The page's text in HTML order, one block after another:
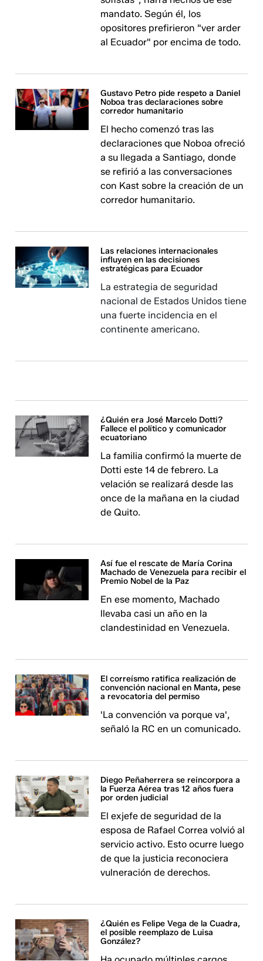
mandato. Según él, los
opositores prefirieron "ver arder
al Ecuador" por encima de todo.
Gustavo Petro pide respeto a Daniel
Noboa tras declaraciones sobre
corredor humanitario
El hecho comenzó tras las
declaraciones que Noboa ofreció
a su llegada a Santiago, donde
se refirió a las conversaciones
con Kast sobre la creación de un
corredor humanitario.
Las relaciones internacionales
influyen en las decisiones
estratégicas para Ecuador
La estrategia de seguridad
nacional de Estados Unidos tiene
una fuerte incidencia en el
continente americano.
¿Quién era José Marcelo Dotti?
Fallece el político y comunicador
ecuatoriano
La familia confirmó la muerte de
Dotti este 14 de febrero. La
velación se realizará desde las
once de la mañana en la ciudad
de Quito.
Así fue el rescate de María Corina
Machado de Venezuela para recibir el
Premio Nobel de la Paz
En ese momento, Machado
llevaba casi un año en la
clandestinidad en Venezuela.
El correísmo ratifica realización de
convención nacional en Manta, pese
a revocatoria del permiso
'La convención va porque va',
señaló la RC en un comunicado.
Diego Peñaherrera se reincorpora a
la Fuerza Aérea tras 12 años fuera
por orden judicial
El exjefe de seguridad de la
esposa de Rafael Correa volvió al
servicio activo. Esto ocurre luego
de que la justicia reconociera
vulneración de derechos.
¿Quién es Felipe Vega de la Cuadra,
el posible reemplazo de Luisa
González?